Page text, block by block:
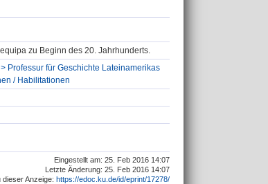
zu Beginn des 20. Jahrhunderts.
Professur für Geschichte Lateinamerikas
/ Habilitationen
Eingestellt am: 25. Feb 2016 14:07
Letzte Änderung: 25. Feb 2016 14:07
dieser Anzeige: https://edoc.ku.de/id/eprint/17278/